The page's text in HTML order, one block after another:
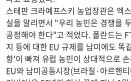
스테판 크라예프스키 농업장관은 엑
실을 알리면서 "우리 농민은 경쟁을
공정해야 한다"고 적었다. 폴란드는
지 등에 대한 EU 규제를 남미에도 똑
항'이 빠져 유럽 농민이 상대적으로
EU와 남미공동시장(브라질·아르헨